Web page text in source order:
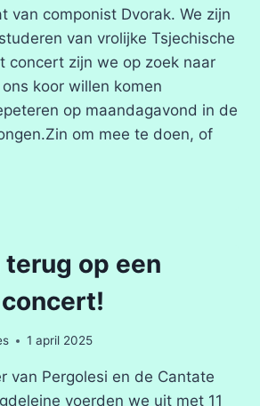
van componist Dvorak. We zijn
van vrolijke Tsjechische
concert zijn we op zoek naar
koor willen komen
op maandagavond in de
om mee te doen, of
op een
1 april 2025
van Pergolesi en de Cantate
voerden we uit met 11